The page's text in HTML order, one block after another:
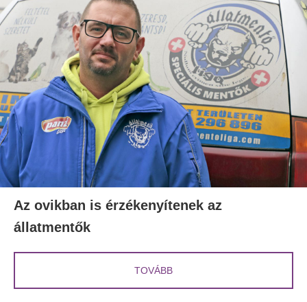
Az ovikban is érzékenyítenek az
állatmentők
TOVÁBB